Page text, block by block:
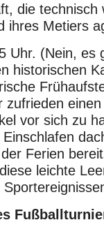
die technisch
ihres Metiers
Uhr. (Nein, es
historischen
zufrieden
vor sich zu
Ferien
leichte